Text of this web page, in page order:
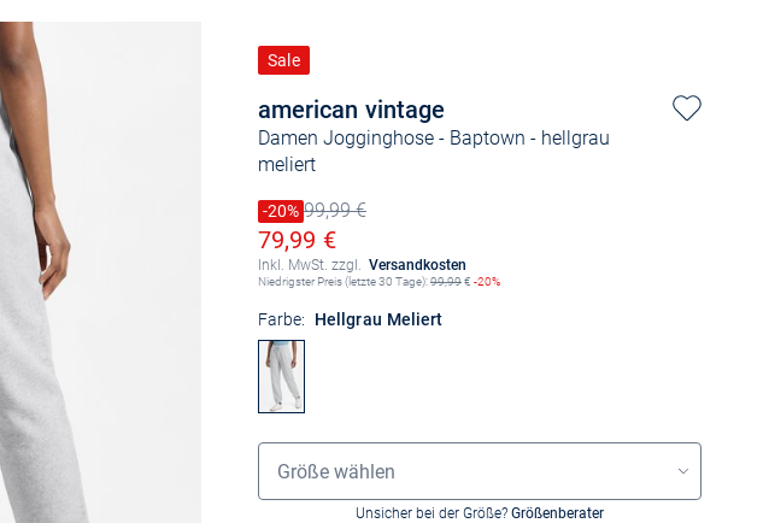
american vintage
Damen Jogginghose - Baptown - hellgrau
meliert
Sale
Preis reduziert um
-20%
Alter Preis99,99 €
Ermäßigter Preis
79,99 €
Inkl. MwSt. zzgl. Versandkosten
Niedrigster Preis (letzte 30 Tage):99,99€ -20%
Farbe: Hellgrau Meliert
Größenauswahl
Größe wählen
Unsicher bei der Größe? Größenberater